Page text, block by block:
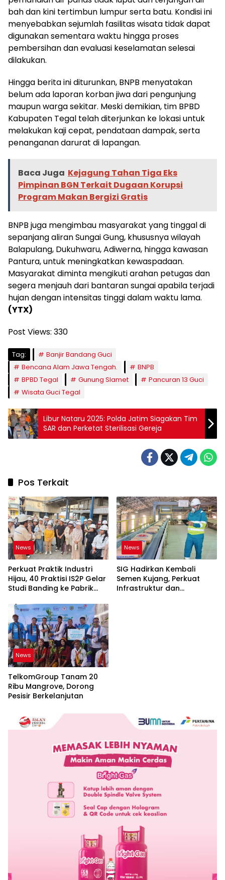
bah dan kini tertimbun lumpur serta batu. Kondisi ini
menyebabkan sejumlah fasilitas wisata tidak dapat
digunakan sementara waktu hingga proses
pembersihan dan evaluasi keselamatan selesai
dilakukan.
Hingga berita ini diturunkan, BNPB menyatakan
belum ada laporan korban jiwa dari pengunjung
maupun warga sekitar. Meski demikian, tim BPBD
Kabupaten Tegal telah diterjunkan ke lokasi untuk
melakukan kaji cepat, pendataan dampak, serta
penanganan darurat di lapangan.
Baca Juga Kejagung Tahan Tiga Eks
Pimpinan BGN Terkait Dugaan Korupsi
Program Makan Bergizi Gratis
BNPB juga mengimbau masyarakat yang tinggal di
sepanjang aliran Sungai Gung, khususnya wilayah
Balapulang, Dukuhwaru, Adiwerna, hingga kawasan
Pantura, untuk meningkatkan kewaspadaan.
Masyarakat diminta mengikuti arahan petugas dan
segera menjauh dari bantaran sungai apabila terjadi
hujan dengan intensitas tinggi dalam waktu lama.
(YTX)
Post Views: 330
Tag:
Banjir Bandang Guci
Bencana Alam Jawa Tengah.
BNPB
BPBD Tegal
Gunung Slamet
Pancuran 13 Guci
Wisata Guci Tegal
Libur Nataru 2025: Polda Jatim Siagakan Tim
SAR dan Perketat Sterilisasi Gereja
Pos Terkait
News
Perkuat Praktik Industri
Hijau, 40 Praktisi IS2P Gelar
Studi Banding ke Pabrik
News
SIG Hadirkan Kembali
Semen Kujang, Perkuat
Infrastruktur dan
News
TelkomGroup Tanam 20
Ribu Mangrove, Dorong
Pesisir Berkelanjutan